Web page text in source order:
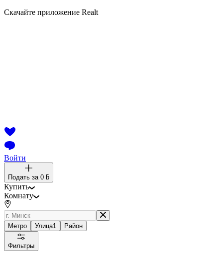
Скачайте приложение Realt
Войти
Подать за 0 ƃ
Купить
Комнату
Метро Улица1 Район
Фильтры